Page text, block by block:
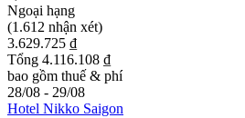
Ngoại hạng
(1.612 nhận xét)
3.629.725 ₫
Tổng 4.116.108 ₫
bao gồm thuế & phí
28/08 - 29/08
Hotel Nikko Saigon